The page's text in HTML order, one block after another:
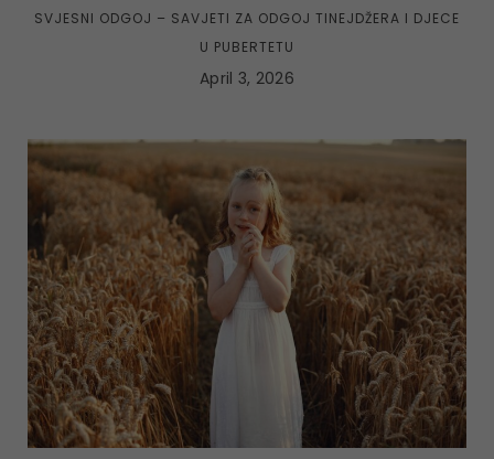
SVJESNI ODGOJ – SAVJETI ZA ODGOJ TINEJDŽERA I DJECE
U PUBERTETU
April 3, 2026